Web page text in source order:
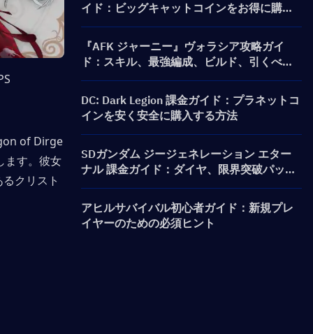
of Dirge
ます。彼女
クリスト
イド：ビッグキャットコインをお得に購入
する方法は？
『AFK ジャーニー』ヴォラシア攻略ガイ
ド：スキル、最強編成、ビルド、引くべき
かを解説
DC: Dark Legion 課金ガイド：プラネットコ
インを安く安全に購入する方法
SDガンダム ジージェネレーション エター
ナル 課金ガイド：ダイヤ、限界突破パッ
ク、価格、およびチャージ方法
アヒルサバイバル初心者ガイド：新規プレ
イヤーのための必須ヒント